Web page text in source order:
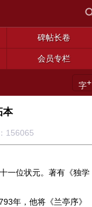
碑帖长卷
会员专栏
字+
本
156065
一位状元。著有《独学
年，他将《兰亭序》